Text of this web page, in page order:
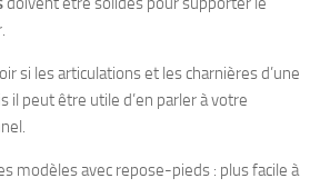
si les articulations et les charnières d’une
il peut être utile d’en parler à votre
modèles avec repose-pieds : plus facile à